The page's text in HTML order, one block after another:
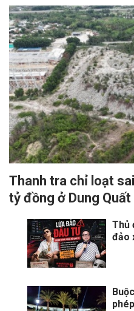
Thanh tra chỉ loạt
tỷ đồng ở Dung Quất
Thủ
đảo